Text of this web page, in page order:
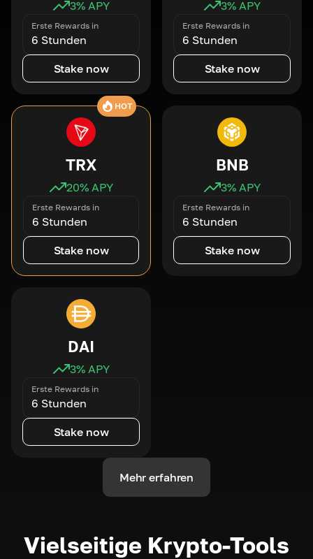
3% APY
Erste Rewards in
6 Stunden
Stake now
3% APY
Erste Rewards in
6 Stunden
Stake now
HOT
TRX
20% APY
Erste Rewards in
6 Stunden
Stake now
BNB
3% APY
Erste Rewards in
6 Stunden
Stake now
DAI
3% APY
Erste Rewards in
6 Stunden
Stake now
Mehr erfahren
Vielseitige Krypto-Tools